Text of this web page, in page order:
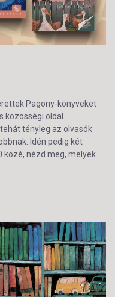
Pagony-könyveket
közösségi oldal
tényleg az olvasók
Idén pedig két
közé, nézd meg, melyek